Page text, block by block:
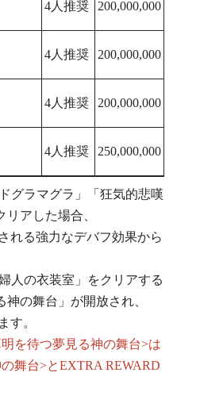
4人推奨 200,000,000
4人推奨 200,000,000
4人推奨 200,000,000
4人推奨 250,000,000
ラマグラ」「狂気的悲嘆
アした場合、
る強力なデバフ効果から
の衣装室」をクリアする
の舞台」が開放され、
。
を待つ夢見る神の舞台>は
舞台>とEXTRA REWARD